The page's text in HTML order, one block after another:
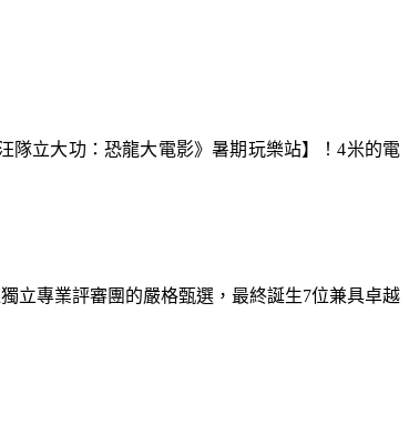
隊立大功：恐龍大電影》暑期玩樂站】！4米的電
立專業評審團的嚴格甄選，最終誕生7位兼具卓越